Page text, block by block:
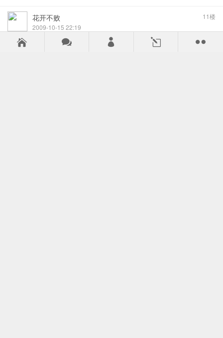
11楼
花开不败
2009-10-15 22:19
谢谢分享好东西！谢谢分享好东西！
   l 